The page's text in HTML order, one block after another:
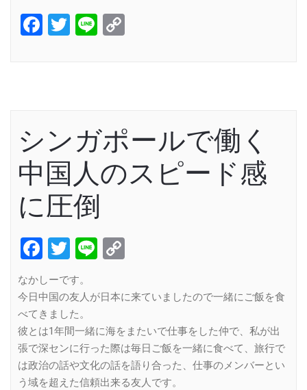
Facebook
Twitter
Line
シンガポールで働く
中国人のスピード感
に圧倒
Facebook
Twitter
Line
なかしーです。
今日中国の友人が日本に来ていましたので一緒にご飯を食
べてきました。
彼とは1年間一緒に海をまたいで仕事をした仲で、私が出
張で深センに行った際は毎日ご飯を一緒に食べて、旅行で
は政治の話や文化の話を語り合った、仕事のメンバーとい
う域を超えた信頼出来る友人です。